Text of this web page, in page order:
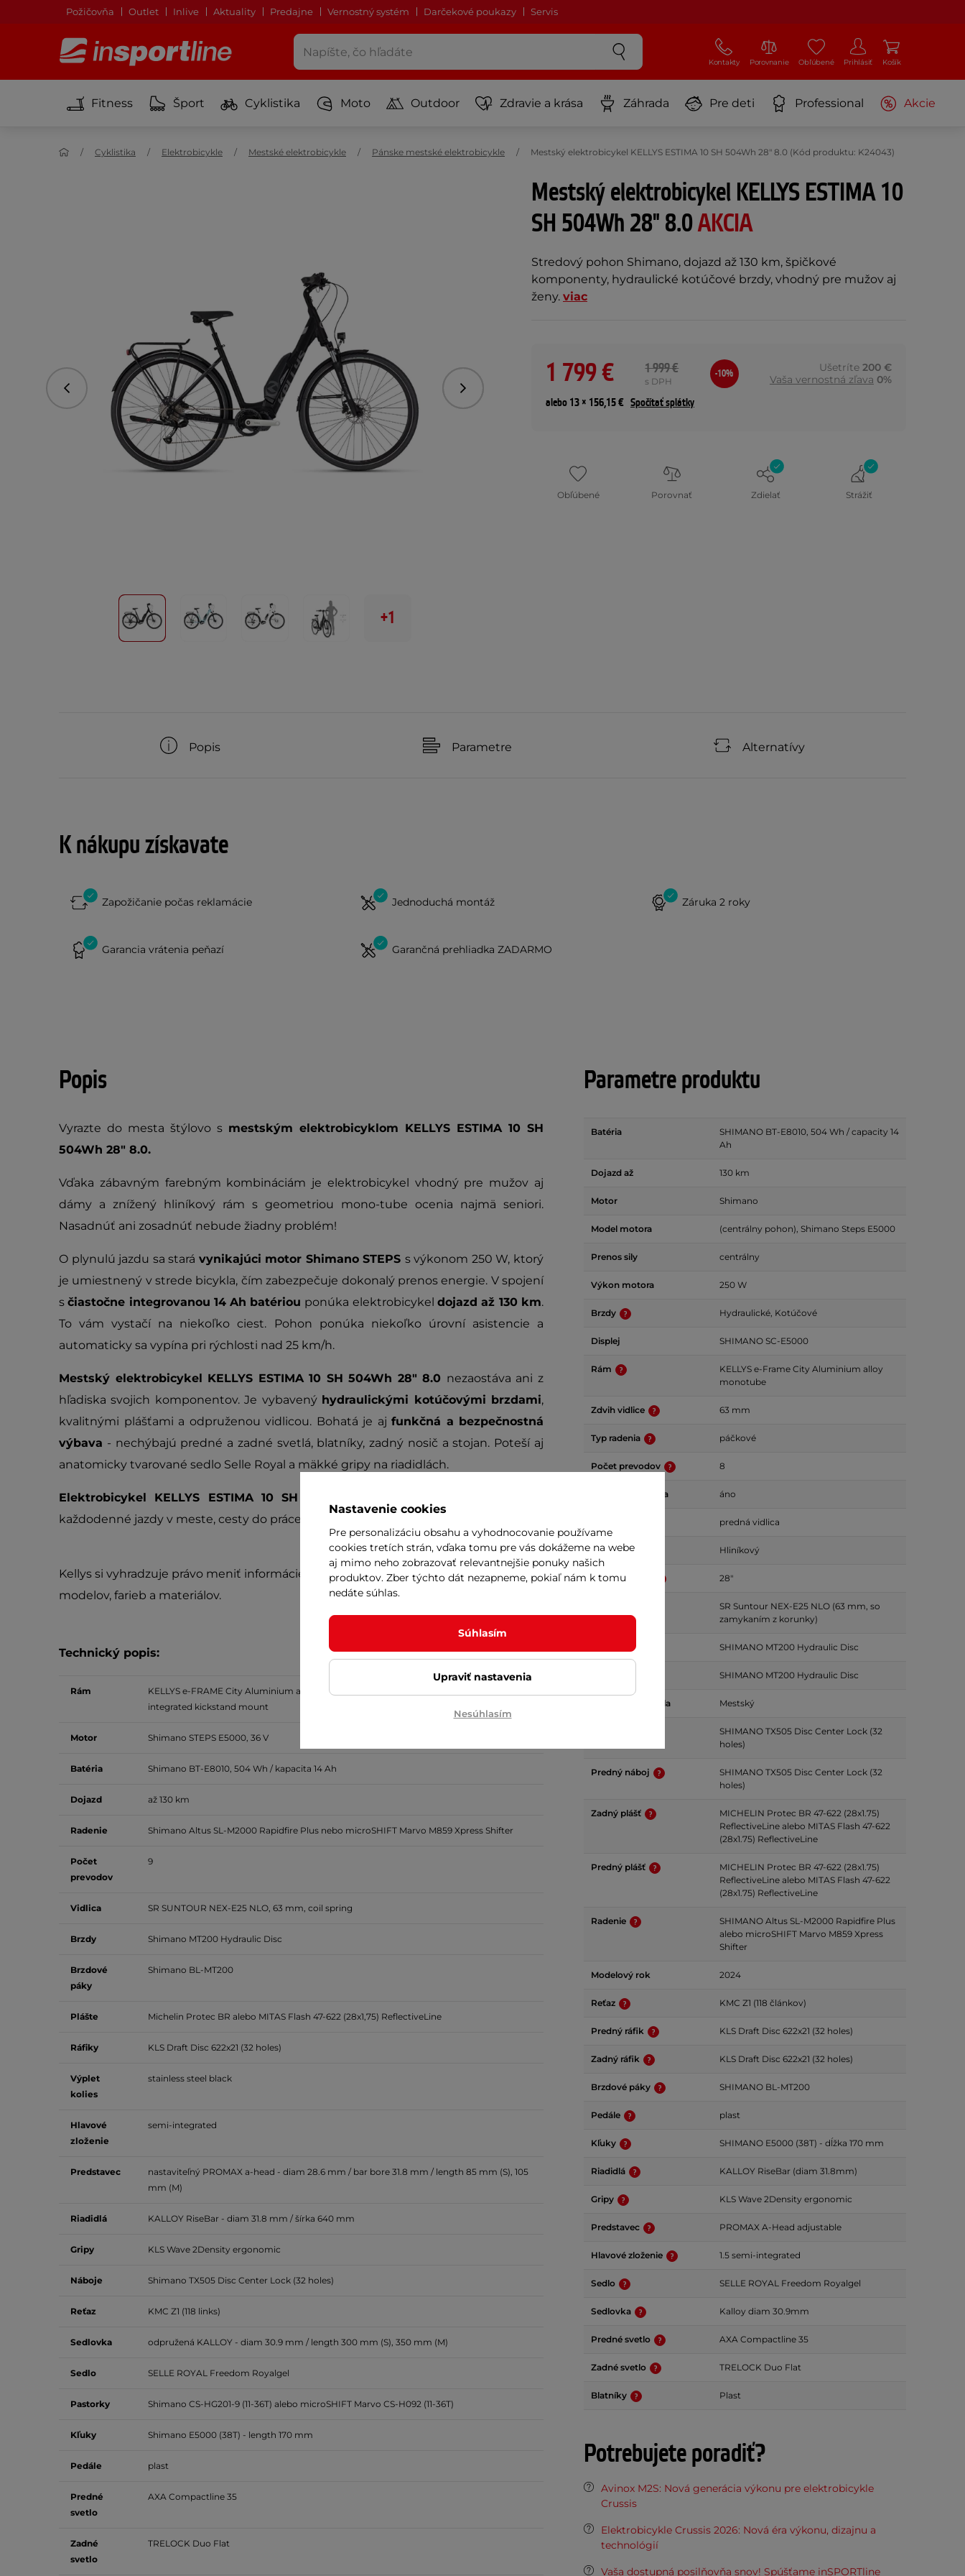
Požičovňa Outlet Inlive Aktuality Predajne Vernostný systém Darčekové poukazy Servis
Kontakty Porovnanie Obľúbené Prihlásiť Košík
Fitness Šport Cyklistika Moto Outdoor Zdravie a krása Záhrada Pre deti Professional Akcie
Cyklistika Elektrobicykle Mestské elektrobicykle Pánske mestské elektrobicykle Mestský elektrobicykel KELLYS ESTIMA 10 SH 504Wh 28" 8.0 (Kód produktu: K24043)
Mestský elektrobicykel KELLYS ESTIMA 10
SH 504Wh 28" 8.0AKCIA
Stredový pohon Shimano, dojazd až 130 km, špičkové
komponenty, hydraulické kotúčové brzdy, vhodný pre mužov aj
ženy. viac
Predchádzajúce Nasledujúce
+1
1 799 € 1 999 €
s DPH
-10% Ušetríte 200 €
Vaša vernostná zľava 0%
alebo 13 × 156,15 € Spočítať splátky
Obľúbené Porovnať Zdielať Strážiť
Popis Parametre Alternatívy
K nákupu získavate
Zapožičanie počas reklamácie Jednoduchá montáž Záruka 2 roky
Garancia vrátenia peňazí Garančná prehliadka ZADARMO
Popis
Vyrazte do mesta štýlovo s mestským elektrobicyklom KELLYS ESTIMA 10 SH
504Wh 28" 8.0.
Vďaka zábavným farebným kombináciám je elektrobicykel vhodný pre mužov aj
dámy a znížený hliníkový rám s geometriou mono-tube ocenia najmä seniori.
Nasadnúť ani zosadnúť nebude žiadny problém!
O plynulú jazdu sa stará vynikajúci motor Shimano STEPS s výkonom 250 W, ktorý
je umiestnený v strede bicykla, čím zabezpečuje dokonalý prenos energie. V spojení
sčiastočne integrovanou14 Ah batériou ponúka elektrobicykel dojazd až 130 km.
To vám vystačí na niekoľko ciest. Pohon ponúka niekoľko úrovní asistencie a
automaticky sa vypína pri rýchlosti nad 25 km/h.
Mestský elektrobicykel KELLYS ESTIMA 10 SH 504Wh 28" 8.0 nezaostáva ani z
hľadiska svojich komponentov. Je vybavený hydraulickými kotúčovými brzdami,
kvalitnými plášťami a odpruženou vidlicou. Bohatá je aj funkčná a bezpečnostná
výbava - nechýbajú predné a zadné svetlá, blatníky, zadný nosič a stojan. Poteší aj
anatomicky tvarované sedlo Selle Royal a mäkké gripy na riadidlách.
Elektrobicykel KELLYS ESTIMA 10 SH 504Wh 28" 8.0
každodenné jazdy v meste, cesty do práce alebo na nákupy.
Kellys si vyhradzuje právo meniť informácie ako sú špecifikácia produktov, výbavy,
modelov, farieb a materiálov.
Technický popis:
Rám
KELLYS e-FRAME City Aluminium alloy monotube, semi-integrated battery, tapered HT,
integrated kickstand mount
Motor Shimano STEPS E5000, 36 V
Batéria Shimano BT-E8010, 504 Wh / kapacita 14 Ah
Dojazd až 130 km
Radenie Shimano Altus SL-M2000 Rapidfire Plus nebo microSHIFT Marvo M859 Xpress Shifter
Počet
prevodov
9
Vidlica SR SUNTOUR NEX-E25 NLO, 63 mm, coil spring
Brzdy Shimano MT200 Hydraulic Disc
Brzdové
páky
Shimano BL-MT200
Plášte Michelin Protec BR alebo MITAS Flash 47-622 (28x1,75) ReflectiveLine
Ráfiky KLS Draft Disc 622x21 (32 holes)
Výplet
kolies
stainless steel black
Hlavové
zloženie
semi-integrated
Predstavec nastaviteľný PROMAX a-head - diam 28.6 mm / bar bore 31.8 mm / length 85 mm (S), 105
mm (M)
Riadidlá KALLOY RiseBar - diam 31.8 mm / šírka 640 mm
Gripy KLS Wave 2Density ergonomic
Náboje Shimano TX505 Disc Center Lock (32 holes)
Reťaz KMC Z1 (118 links)
Sedlovka odpružená KALLOY - diam 30.9 mm / length 300 mm (S), 350 mm (M)
Sedlo SELLE ROYAL Freedom Royalgel
Pastorky Shimano CS-HG201-9 (11-36T) alebo microSHIFT Marvo CS-H092 (11-36T)
Kľuky Shimano E5000 (38T) - length 170 mm
Pedále plast
Predné
svetlo
AXA Compactline 35
Zadné
svetlo
TRELOCK Duo Flat
Parametre produktu
Batéria
SHIMANO BT-E8010, 504 Wh / capacity 14
Ah
Dojazd až 130 km
Motor Shimano
Model motora (centrálny pohon), Shimano Steps E5000
Prenos sily centrálny
Výkon motora 250 W
Brzdy Hydraulické, Kotúčové
Displej SHIMANO SC-E5000
Rám
KELLYS e-Frame City Aluminium alloy
monotube
Zdvih vidlice 63 mm
Typ radenia páčkové
Počet prevodov 8
Odpružená vidlica áno
predná vidlica
Materiál rámu Hliníkový
Veľkosť kolies 28"
SR Suntour NEX-E25 NLO (63 mm, so
zamykaním z korunky)
Zadná brzda SHIMANO MT200 Hydraulic Disc
SHIMANO MT200 Hydraulic Disc
Typ elektrobicykla Mestský
SHIMANO TX505 Disc Center Lock (32
holes)
Predný náboj
SHIMANO TX505 Disc Center Lock (32
holes)
Zadný plášť
MICHELIN Protec BR 47-622 (28x1.75)
ReflectiveLine alebo MITAS Flash 47-622
(28x1.75) ReflectiveLine
Predný plášť
MICHELIN Protec BR 47-622 (28x1.75)
ReflectiveLine alebo MITAS Flash 47-622
(28x1.75) ReflectiveLine
Radenie
SHIMANO Altus SL-M2000 Rapidfire Plus
alebo microSHIFT Marvo M859 Xpress
Shifter
Modelový rok 2024
Reťaz KMC Z1 (118 článkov)
Predný ráfik KLS Draft Disc 622x21 (32 holes)
Zadný ráfik KLS Draft Disc 622x21 (32 holes)
Brzdové páky SHIMANO BL-MT200
Pedále plast
Kľuky SHIMANO E5000 (38T) - dĺžka 170 mm
Riadidlá KALLOY RiseBar (diam 31.8mm)
Gripy KLS Wave 2Density ergonomic
Predstavec PROMAX A-Head adjustable
Hlavové zloženie 1.5 semi-integrated
Sedlo SELLE ROYAL Freedom Royalgel
Sedlovka Kalloy diam 30.9mm
Predné svetlo AXA Compactline 35
Zadné svetlo TRELOCK Duo Flat
Blatníky Plast
Potrebujete poradiť?
Avinox M2S: Nová generácia výkonu pre elektrobicykle
Crussis
Elektrobicykle Crussis 2026: Nová éra výkonu, dizajnu a
technológií
Vaša dostupná posilňovňa snov! Spúšťame inSPORTline
Nastavenie cookies
Pre personalizáciu obsahu a vyhodnocovanie používame
cookies tretích strán, vďaka tomu pre vás dokážeme na webe
aj mimo neho zobrazovať relevantnejšie ponuky našich
produktov. Zber týchto dát nezapneme, pokiaľ nám k tomu
nedáte súhlas.
Súhlasím
Upraviť nastavenia
Nesúhlasím